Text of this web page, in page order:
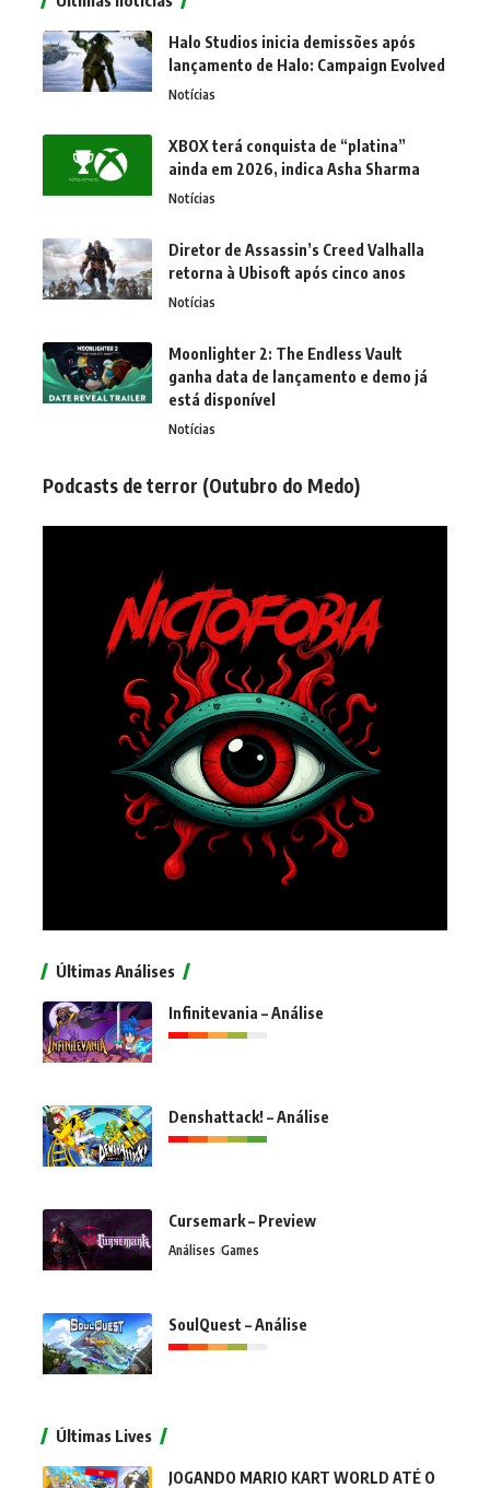
Halo Studios inicia demissões após
lançamento de Halo: Campaign Evolved
Notícias
XBOX terá conquista de “platina”
ainda em 2026, indica Asha Sharma
Notícias
Diretor de Assassin’s Creed Valhalla
retorna à Ubisoft após cinco anos
Notícias
Moonlighter 2: The Endless Vault
ganha data de lançamento e demo já
está disponível
Notícias
Podcasts de terror (Outubro do Medo)
Últimas Análises
Infinitevania – Análise
Denshattack! – Análise
Cursemark – Preview
Análises Games
SoulQuest – Análise
Últimas Lives
JOGANDO MARIO KART WORLD ATÉ O